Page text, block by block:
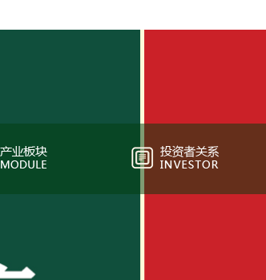
），股票代码：600891。截止2016年12月31日，公司总资